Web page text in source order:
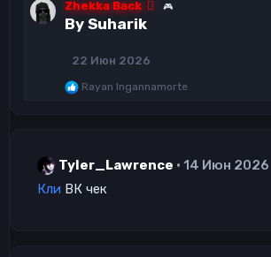
а
к
Zhekka Back 🎮
By Suharik
22 Июн 2026
Р
и
:
Rayan Ingannamorte
Tyler_Lawrence
14 Июн 2026
Кли ВК чек